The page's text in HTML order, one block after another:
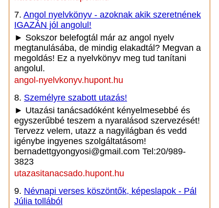
7. Angol nyelvkönyv - azoknak akik szeretnének
IGAZÁN jól angolul!
► Sokszor belefogtál már az angol nyelv
megtanulásába, de mindig elakadtál? Megvan a
megoldás! Ez a nyelvkönyv meg tud tanítani
angolul.
angol-nyelvkonyv.hupont.hu
8. Személyre szabott utazás!
► Utazási tanácsadóként kényelmesebbé és
egyszerűbbé teszem a nyaralásod szervezését!
Tervezz velem, utazz a nagyilágban és vedd
igénybe ingyenes szolgáltatásom!
bernadettgyongyosi@gmail.com Tel:20/989-
3823
utazasitanacsado.hupont.hu
9. Névnapi verses köszöntők, képeslapok - Pál
Júlia tollából